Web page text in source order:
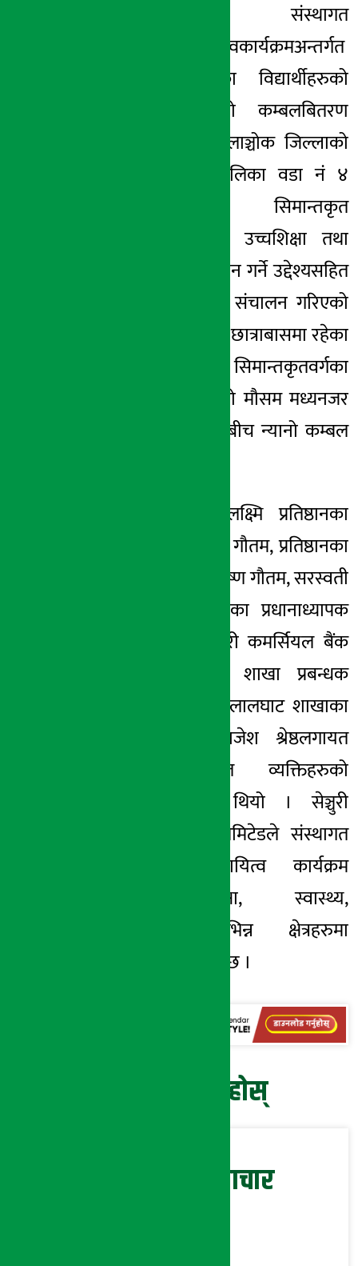
लिमिटेडले संस्थागत
सामाजिकउत्तरदायित्वकार्यक्रमअन्तर्गत
सिमान्तकृत वर्गका विद्यार्थीहरुको
हितको लागिन्यानो कम्बलबितरण
गरेको छ । काभ्रेपलाञ्चोक जिल्लाको
चौरी देउरालीगाउँपालिका वडा नं ४
छेडामा सिमान्तकृत
बालबालिकाहरुलाई उच्चशिक्षा तथा
सीपमुलकतालिमप्रदान गर्ने उद्देश्यसहित
लक्ष्मि प्रतिष्ठानद्धारा संचालन गरिएको
कुमार बलराम स्मृती छात्राबासमा रहेका
४९ जना सिमान्तकृतवर्गका
विद्यार्थीहरुलाई जाडो मौसम मध्यनजर
गर्दै एक समारोहकाबीच न्यानो कम्बल
उक्त कार्यक्रममा लक्ष्मि प्रतिष्ठानका
अध्यक्ष बिष्णु प्रसाद गौतम, प्रतिष्ठानका
कार्यक्रमअधिकृत कृष्ण गौतम, सरस्वती
माध्यमिक बिद्यालयका प्रधानाध्यापक
बलराम खरेल, सेञ्चुरी कमर्सियल बैंक
धुलिखेल शाखाका शाखा प्रबन्धक
हरिकृष्ण दाहाल, दोलालघाट शाखाका
शाखा प्रबन्धक राजेश श्रेष्ठलगायत
स्थानीय प्रतिष्ठित व्यक्तिहरुको
उपस्थिती रहेको थियो । सेञ्चुरी
कमर्सियल बैंक लिमिटेडले संस्थागत
सामाजिक उत्तरदायित्व कार्यक्रम
अन्तर्गत शिक्षा, स्वास्थ्य,
वातावरणलगायतविभिन्न क्षेत्रहरुमा
सहयोग गर्दै आएको छ ।
प्रतिक्रिया दिनुहोस्
सम्बन्धित समाचार